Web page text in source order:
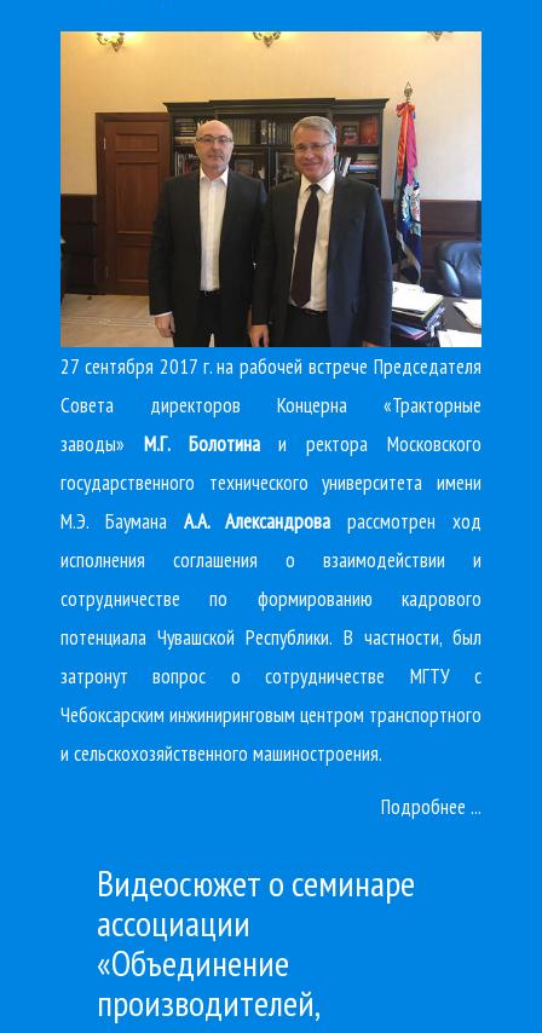
27 сентября 2017 г. на рабочей встрече Председателя
Совета директоров Концерна «Тракторные
заводы» М.Г. Болотинаи ректора Московского
государственного технического университета имени
М.Э. Баумана А.А. Александрова рассмотрен ход
исполнения соглашения о взаимодействии и
сотрудничестве по формированию кадрового
потенциала Чувашской Республики. В частности, был
затронут вопрос о сотрудничестве МГТУ с
Чебоксарским инжиниринговым центром транспортного
и сельскохозяйственного машиностроения.
Подробнее ...
Видеосюжет о семинаре
ассоциации
«Объединение
производителей,